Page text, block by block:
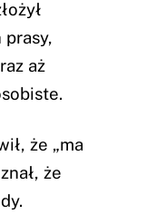
prasy,
aż
że „ma
że